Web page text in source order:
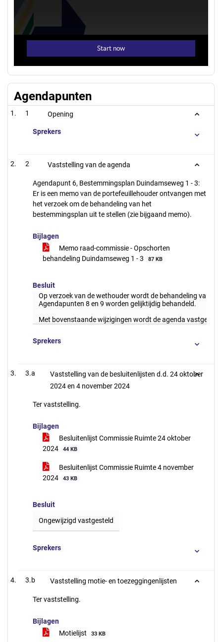
Agendapunten
1 Opening
Sprekers
2 Vaststelling van de agenda
Agendapunt 6, Bestemmingsplan Duindamseweg 1 - 3:
Er is een memo van de portefeuillehouder ontvangen met
het verzoek om de behandeling van het
bestemmingsplan uit te stellen (zie bijgaand memo).
Bijlagen
Memo raad-commissie - Opschorten
behandeling Duindamseweg 1 - 3
87 KB
Besluit
Op verzoek van de wethouder wordt de behandeling van
Agendapunten 8 en 9 worden gelijktijdig behandeld.
Met bovenstaande wijzigingen wordt de agenda
Sprekers
3.a
Vaststelling van de besluitenlijsten d.d. 24 oktober
2024 en 4 november 2024
Ter vaststelling.
Bijlagen
Besluitenlijst Commissie Ruimte 24 oktober
2024
44 KB
Besluitenlijst Commissie Ruimte 4 november
2024
43 KB
Besluit
Ongewijzigd vastgesteld
Sprekers
3.b Vaststelling motie- en toezeggingenlijsten
Ter vaststelling.
Bijlagen
Motielijst
33 KB